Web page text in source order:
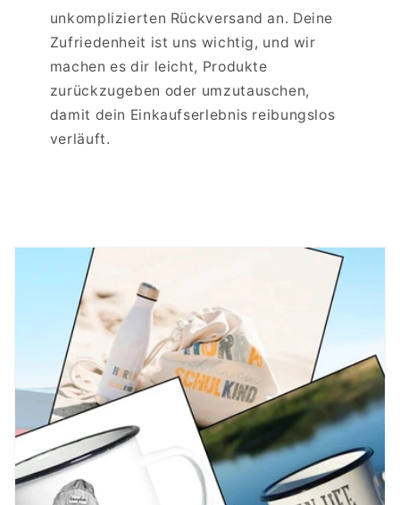
unkomplizierten Rückversand an. Deine
Zufriedenheit ist uns wichtig, und wir
machen es dir leicht, Produkte
zurückzugeben oder umzutauschen,
damit dein Einkaufserlebnis reibungslos
verläuft.